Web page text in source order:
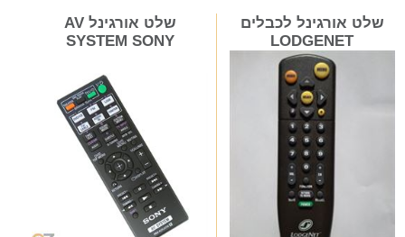
שלט אורגינל לכבלים
LODGENET
שלט אורגינל AV
SYSTEM SONY